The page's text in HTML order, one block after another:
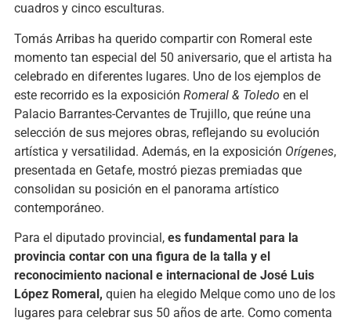
cuadros y cinco esculturas.
Tomás Arribas ha querido compartir con Romeral este
momento tan especial del 50 aniversario, que el artista ha
celebrado en diferentes lugares. Uno de los ejemplos de
este recorrido es la exposición Romeral & Toledo en el
Palacio Barrantes-Cervantes de Trujillo, que reúne una
selección de sus mejores obras, reflejando su evolución
artística y versatilidad. Además, en la exposición Orígenes,
presentada en Getafe, mostró piezas premiadas que
consolidan su posición en el panorama artístico
contemporáneo.
Para el diputado provincial,es fundamental para la
provincia contar con una figura de la talla y el
reconocimiento nacional e internacional de José Luis
López Romeral, quien ha elegido Melque como uno de los
lugares para celebrar sus 50 años de arte. Como comenta